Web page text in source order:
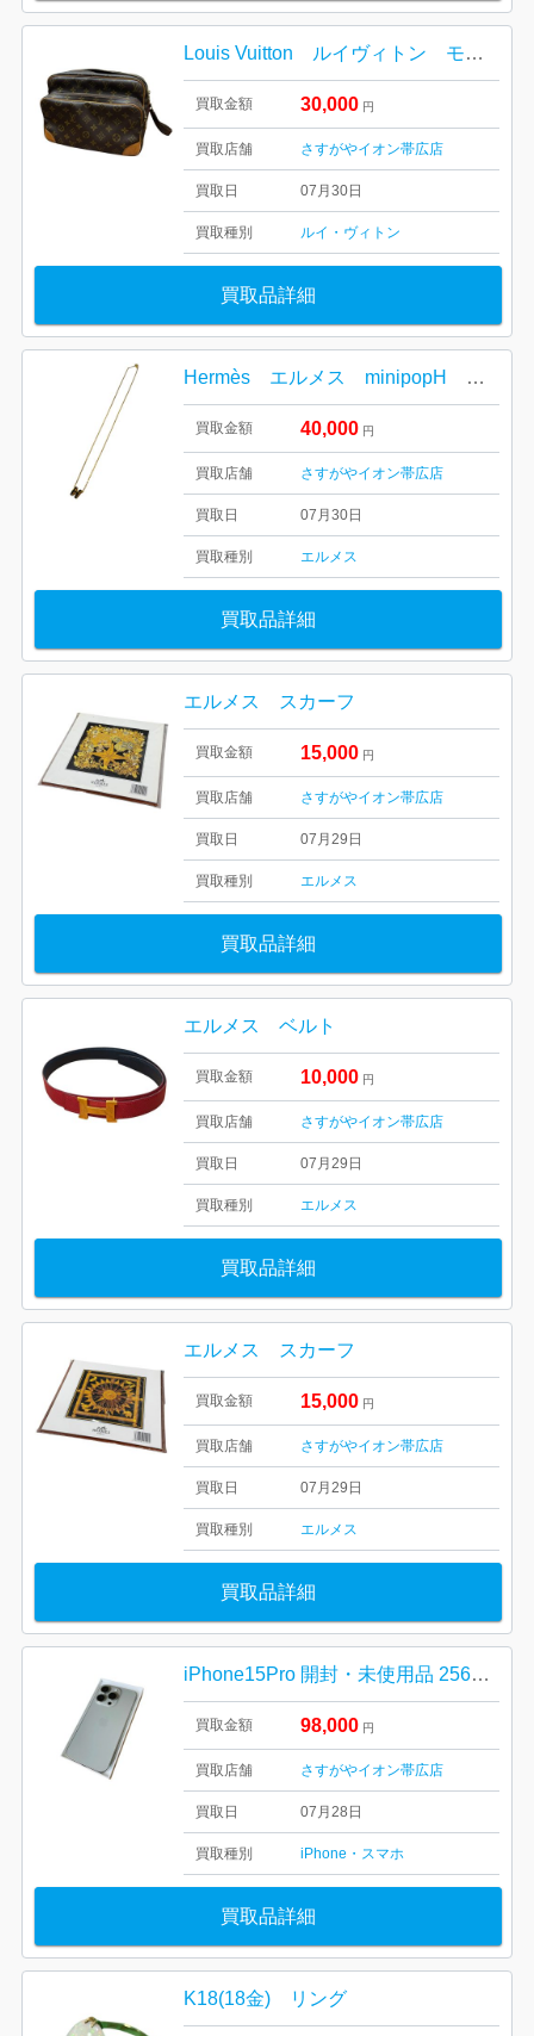
Louis Vuitton ルイヴィトン モノグラム ナイル
買取金額 30,000 円
買取店舗 さすがやイオン帯広店
買取日 07月30日
買取種別 ルイ・ヴィトン
買取品詳細
Hermès エルメス minipopH ネックレス
買取金額 40,000 円
買取店舗 さすがやイオン帯広店
買取日 07月30日
買取種別 エルメス
買取品詳細
エルメス スカーフ
買取金額 15,000 円
買取店舗 さすがやイオン帯広店
買取日 07月29日
買取種別 エルメス
買取品詳細
エルメス ベルト
買取金額 10,000 円
買取店舗 さすがやイオン帯広店
買取日 07月29日
買取種別 エルメス
買取品詳細
エルメス スカーフ
買取金額 15,000 円
買取店舗 さすがやイオン帯広店
買取日 07月29日
買取種別 エルメス
買取品詳細
iPhone15Pro 開封・未使用品 256GB ナチュラルチタニウム
買取金額 98,000 円
買取店舗 さすがやイオン帯広店
買取日 07月28日
買取種別 iPhone・スマホ
買取品詳細
K18(18金) リング